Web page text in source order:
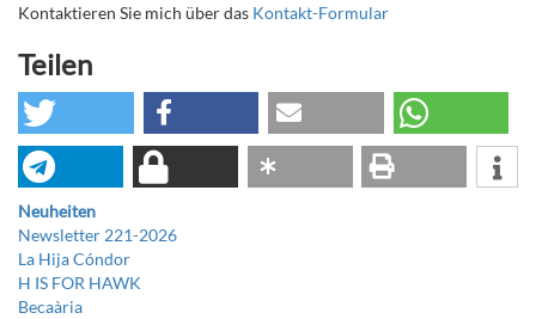
Kontaktieren Sie mich über das Kontakt-Formular
Teilen
Neuheiten
Newsletter 221-2026
La Hija Cóndor
H IS FOR HAWK
Becaària